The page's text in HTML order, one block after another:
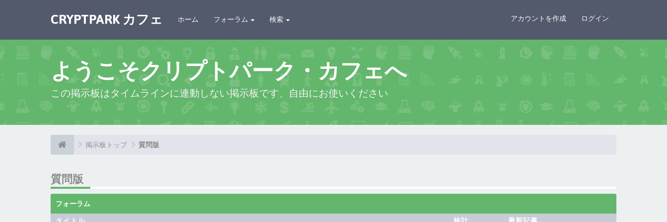
CRYPTPARK カフェ ホーム フォーラム 検索 アカウントを作成 ログイン
ようこそクリプトパーク・カフェへ
この掲示板はタイムラインに連動しない掲示板です、自由にお使いください
掲示板トップ 質問版
質問版
フォーラム